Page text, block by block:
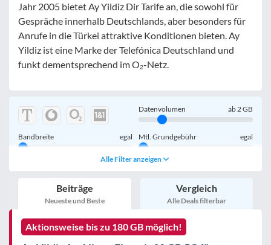
Jahr 2005 bietet Ay Yildiz Dir Tarife an, die sowohl für
Gespräche innerhalb Deutschlands, aber besonders für
Anrufe in die Türkei attraktive Konditionen bieten. Ay
Yildiz ist eine Marke der Telefónica Deutschland und
funkt dementsprechend im O₂-Netz.
Datenvolumen ab2GB
Bandbreite egal Mtl. Grundgebühr egal
egal
inkl. Young-Tarife
nur 5G-Tarife inkl. Kombi-Tarife
mobile Festnetznummer
Alle Filter anzeigen
Beiträge
Neueste und Beste
Vergleich
Alle Deals filterbar
Aktionsweise bis zu 180 GB möglich!